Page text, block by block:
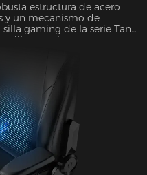
estructura de acero
y un mecanismo de
gaming de la serie Tank
sillas gaming